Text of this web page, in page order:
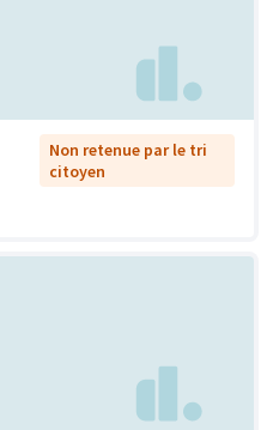
Non retenue par le tri
citoyen